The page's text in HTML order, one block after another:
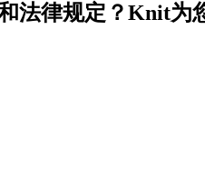
法律规定？Knit为